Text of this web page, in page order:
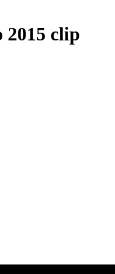
2015 clip